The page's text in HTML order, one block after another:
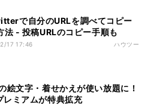
で自分のURLを調べてコピー
法 - 投稿URLのコピー手順も
17 17:46 ハウツー
絵文字・着せかえが使い放題に！
レミアムが特典拡充